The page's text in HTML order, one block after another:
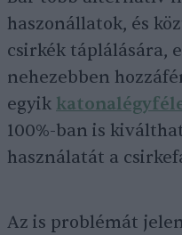
haszonállatok, és
csirkék táplálására,
nehezebben
egyik
100%-ban is
használatát a
Az is problémát